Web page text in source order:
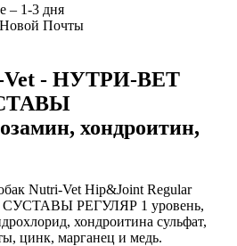
– 1-3 дня
Новой Почты
Vet - НУТРИ-ВЕТ
хондроитин,
Nutri-Vet Hip&Joint Regular
РЕГУЛЯР 1 уровень,
хондроитина сульфат,
цинк, марганец и медь.